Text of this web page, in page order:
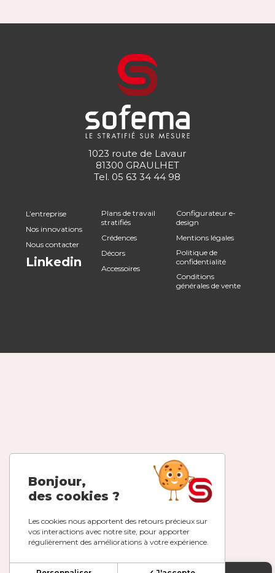
1023 route de Lavaur
81300 GRAULHET
Tel. 05 63 34 44 98
L’entreprise
Nos innovations
Nous contacter
Linkedin
Plans de travail
stratifiés
Crédences
Décors
Accessoires
Configurateur e-
design
Mentions légales
Politique de
confidentialité
Conditions
générales de vente
Bonjour,
des cookies ?
Les cookies nous apportent des retours précieux sur
vos interactions avec notre site, pour apporter
régulièrement des améliorations à votre expérience.